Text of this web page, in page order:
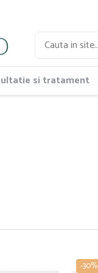
si tratament
-30%